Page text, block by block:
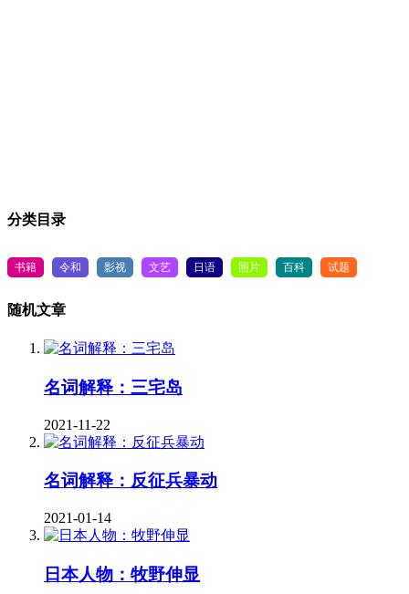
分类目录
书籍 令和 影视 文艺 日语 照片 百科 试题
随机文章
名词解释：三宅岛
2021-11-22
名词解释：反征兵暴动
2021-01-14
日本人物：牧野伸显